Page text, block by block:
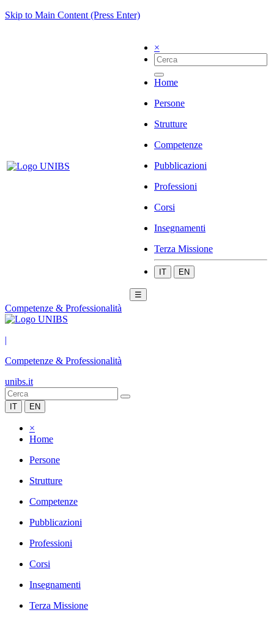
Skip to Main Content (Press Enter)
×
Home
Persone
Strutture
Competenze
Pubblicazioni
Professioni
Corsi
Insegnamenti
Terza Missione
IT EN
☰
Competenze & Professionalità
|
Competenze & Professionalità
unibs.it
IT EN
×
Home
Persone
Strutture
Competenze
Pubblicazioni
Professioni
Corsi
Insegnamenti
Terza Missione